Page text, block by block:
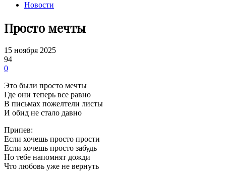
Новости
Просто мечты
15 ноября 2025
94
0
Это были просто мечты
Где они теперь все равно
В письмах пожелтели листы
И обид не стало давно
Припев:
Если хочешь просто прости
Если хочешь просто забудь
Но тебе напомнят дожди
Что любовь уже не вернуть